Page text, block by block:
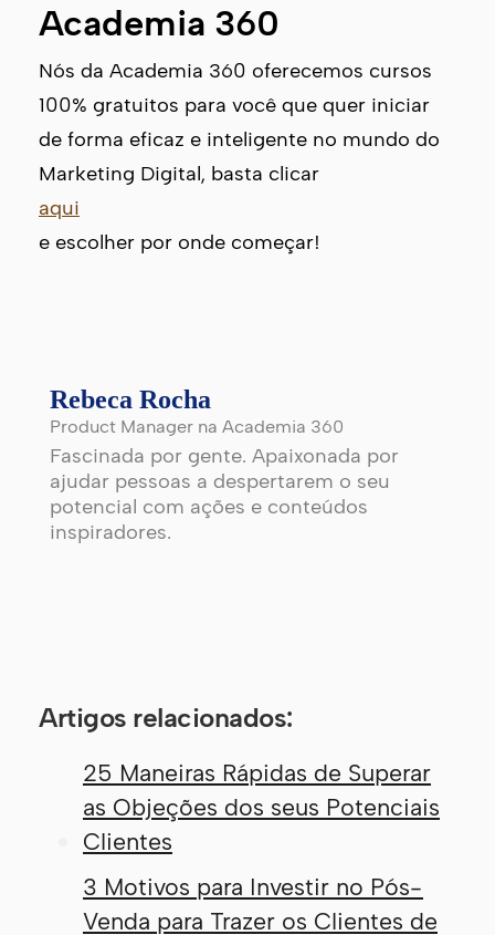
Academia 360
Nós da Academia 360 oferecemos cursos
100% gratuitos para você que quer iniciar
de forma eficaz e inteligente no mundo do
Marketing Digital, basta clicar
aqui
e escolher por onde começar!
Rebeca Rocha
Product Manager na Academia 360
Fascinada por gente. Apaixonada por
ajudar pessoas a despertarem o seu
potencial com ações e conteúdos
inspiradores.
Artigos relacionados:
25 Maneiras Rápidas de Superar
as Objeções dos seus Potenciais
Clientes
3 Motivos para Investir no Pós-
Venda para Trazer os Clientes de